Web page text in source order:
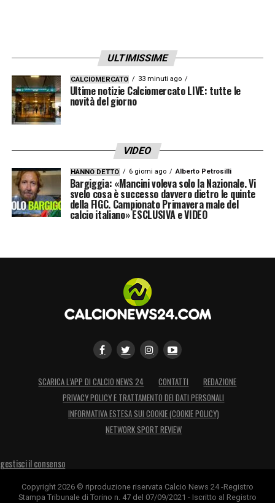
ULTIMISSIME
CALCIOMERCATO 33 minuti ago
Ultime notizie Calciomercato LIVE: tutte le
novità del giorno
VIDEO
HANNO DETTO 6 giorni ago Alberto Petrosilli
Bargiggia: «Mancini voleva solo la Nazionale. Vi
svelo cosa è successo davvero dietro le quinte
della FIGC. Campionato Primavera male del
calcio italiano» ESCLUSIVA e VIDEO
SCARICA L’APP DI CALCIO NEWS 24 CONTATTI
REDAZIONE
PRIVACY POLICY E TRATTAMENTO DEI DATI PERSONALI
INFORMATIVA ESTESA SUI COOKIE (COOKIE POLICY)
NETWORK SPORT REVIEW
gestisci il consenso
Copyright 2026 © riproduzione riservata Calcio News 24 -Registro
Stampa Tribunale di Torino n. 47 del 07/09/2021 - Iscritto al Registro